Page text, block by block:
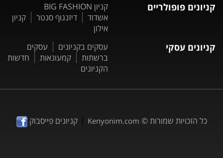
קניונים פופולריים
קניון BIG FASHION
אשדוד
דיזנגוף סנטר
קניון
אילון
קניונים עסקי עסקים בקניונים
עסקים
ברשתות
קמעונאות
חדשות
הקניונים
כל הזכויות שמורות © Kenyonim.com
|קניונים פייסבוק